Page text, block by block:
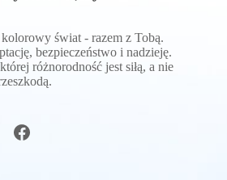
świat - razem z Tobą.
bezpieczeństwo i nadzieję.
różnorodność jest siłą, a nie